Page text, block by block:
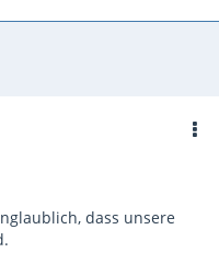
dass unsere